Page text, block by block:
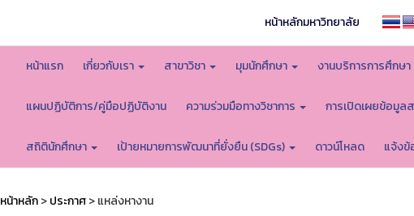
หน้าหลักมหาวิทยาลัย
หน้าแรก เกี่ยวกับเรา สาขาวิชา มุมนักศึกษา งานบริการการศึกษา
แผนปฏิบัติการ/คู่มือปฏิบัติงาน ความร่วมมือทางวิชาการ การเปิดเผยข้อมูล
สถิตินักศึกษา เป้ายหมายการพัฒนาที่ยั่งยืน (SDGs) ดาวน์โหลด แจ้งข้
หน้าหลัก>ประกาศ> แหล่งหางาน